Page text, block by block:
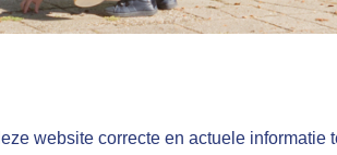
website correcte en actuele informatie